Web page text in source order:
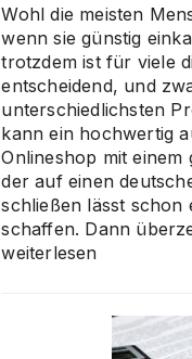
Wohl die meisten
wenn sie günstig
trotzdem ist für viele
entscheidend, und
unterschiedlichsten
kann ein hochwertig
Onlineshop mit einem
der auf einen
schließen lässt schon
schaffen. Dann
weiterlesen